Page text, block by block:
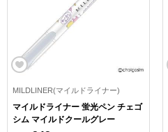
MILDLINER(マイルドライナー)
マイルドライナー 蛍光ペン チェゴ
シム マイルドクールグレー